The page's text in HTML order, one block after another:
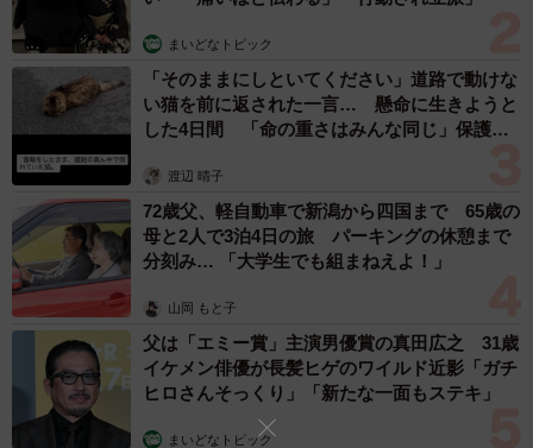
※保護された猫「おそまつくん」に心当たりがある場合
は、 Ermineさんのツイッター （@poiyufu）までDMにて
ご連絡をお願いします。「DMに猫の写真、特徴やお住まい
の地域などを明記して連絡をいただけたらお返事していま
す。また、最寄りの保健所か警察署に連絡を入れていただ
ければ、条件が近ければこちらに連絡がくるはずです」と
のことです。
まいどなトピック
「そのままにしといてください」道路で動けな
い猫を前に返された一言… 懸命に生きようと
した4日間 「命の重さはみんな同じ」保護団
渡辺 晴子
72歳父、軽自動車で新潟から四国まで 65歳の
母と2人で3泊4日の旅 パーキングの休憩まで
分刻み… 「大学生でも組まねえよ！」
山岡 もと子
父は「エミー賞」主演男優賞の真田広之 31歳
イケメン俳優が長髪ヒゲのワイルド近影「ガチ
ヒロさんそっくり」「新たな一面もステキ」
まいどなトピック